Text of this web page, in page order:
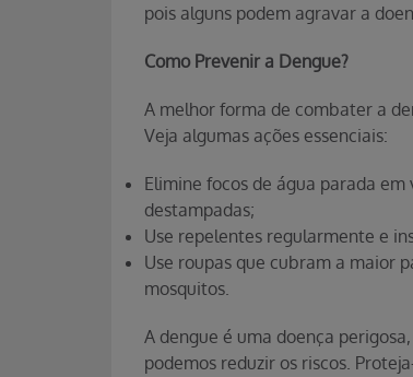
pois alguns podem agravar a
Como Prevenir a Dengue?
A melhor forma de combater a
Veja algumas ações essenciais:
Elimine focos de água parada em
destampadas;
Use repelentes regularmente e
Use roupas que cubram a maior
mosquitos.
A dengue é uma doença
podemos reduzir os riscos.